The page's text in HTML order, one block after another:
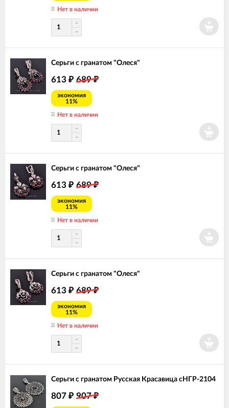
Нет в наличии
Серьги с гранатом "Олеся"
613 ₽ 689₽
экономия
11%
Нет в наличии
Серьги с гранатом "Олеся"
613 ₽ 689₽
экономия
11%
Нет в наличии
Серьги с гранатом "Олеся"
613 ₽ 689₽
экономия
11%
Нет в наличии
Серьги с гранатом Русская Красавица сНГР-2104
807 ₽ 907₽